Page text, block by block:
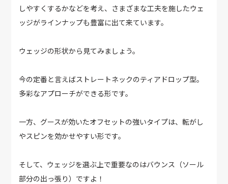
しやすくするかなどを考え、さまざまな工夫を施したウェ
ッジがラインナップも豊富に出て来ています。
ウェッジの形状から見てみましょう。
今の定番と言えばストレートネックのティアドロップ型。
多彩なアプローチができる形です。
一方、グースが効いたオフセットの強いタイプは、転がし
やスピンを効かせやすい形です。
そして、ウェッジを選ぶ上で重要なのはバウンス（ソール
部分の出っ張り）ですよ！